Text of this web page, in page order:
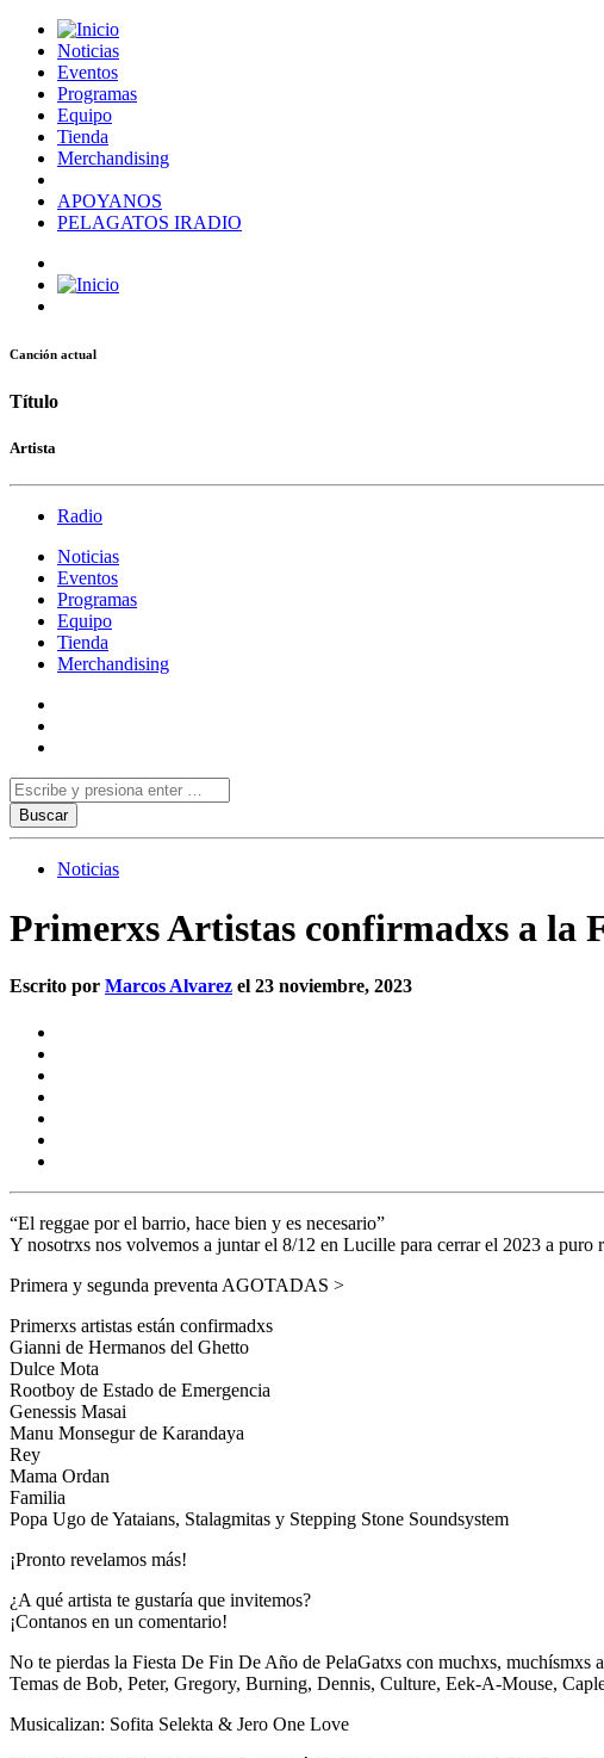
Noticias
Eventos
Programas
Equipo
Tienda
Merchandising
APOYANOS
PELAGATOS IRADIO
Canción actual
Título
Artista
Radio
Noticias
Eventos
Programas
Equipo
Tienda
Merchandising
Noticias
Primerxs Artistas confirmadxs a la
Escrito por Marcos Alvarez el 23 noviembre, 2023
“El reggae por el barrio, hace bien y es necesario”
Y nosotrxs nos volvemos a juntar el 8/12 en Lucille para cerrar el 2023 a puro
Primera y segunda preventa AGOTADAS >
Primerxs artistas están confirmadxs
Gianni de Hermanos del Ghetto
Dulce Mota
Rootboy de Estado de Emergencia
Genessis Masai
Manu Monsegur de Karandaya
Rey
Mama Ordan
Familia
Popa Ugo de Yataians, Stalagmitas y Stepping Stone Soundsystem
¡Pronto revelamos más!
¿A qué artista te gustaría que invitemos?
¡Contanos en un comentario!
No te pierdas la Fiesta De Fin De Año de PelaGatxs con muchxs, muchísmxs
Temas de Bob, Peter, Gregory, Burning, Dennis, Culture, Eek-A-Mouse,
Musicalizan: Sofita Selekta & Jero One Love